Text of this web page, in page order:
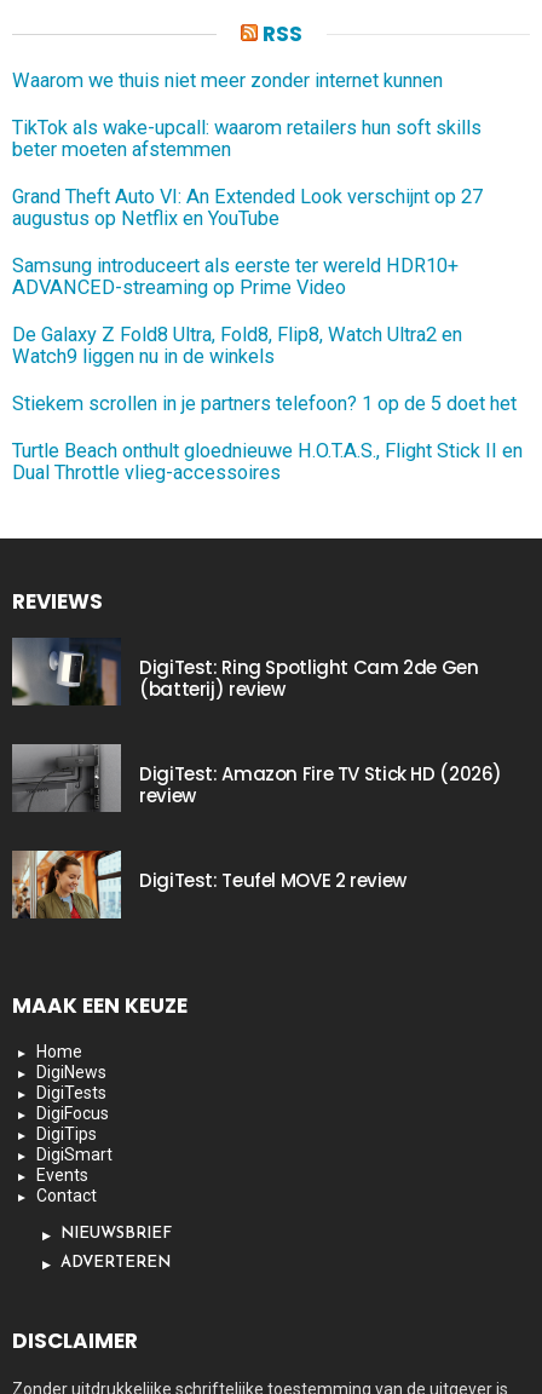
RSS
Waarom we thuis niet meer zonder internet kunnen
TikTok als wake-upcall: waarom retailers hun soft skills
beter moeten afstemmen
Grand Theft Auto VI: An Extended Look verschijnt op 27
augustus op Netflix en YouTube
Samsung introduceert als eerste ter wereld HDR10+
ADVANCED-streaming op Prime Video
De Galaxy Z Fold8 Ultra, Fold8, Flip8, Watch Ultra2 en
Watch9 liggen nu in de winkels
Stiekem scrollen in je partners telefoon? 1 op de 5 doet het
Turtle Beach onthult gloednieuwe H.O.T.A.S., Flight Stick II en
Dual Throttle vlieg-accessoires
REVIEWS
DigiTest: Ring Spotlight Cam 2de Gen
(batterij) review
DigiTest: Amazon Fire TV Stick HD (2026)
review
DigiTest: Teufel MOVE 2 review
MAAK EEN KEUZE
Home
DigiNews
DigiTests
DigiFocus
DigiTips
DigiSmart
Events
Contact
NIEUWSBRIEF
ADVERTEREN
DISCLAIMER
Zonder uitdrukkelijke schriftelijke toestemming van de uitgever is